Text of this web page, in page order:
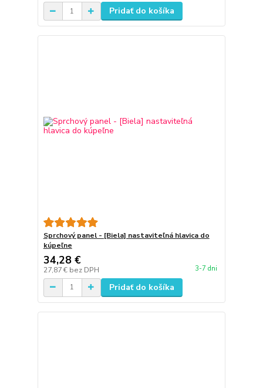
Pridať do košíka
Sprchový panel - [Biela] nastaviteľná hlavica do
kúpeľne
34,28 €
27,87 € bez DPH 3-7 dni
Pridať do košíka